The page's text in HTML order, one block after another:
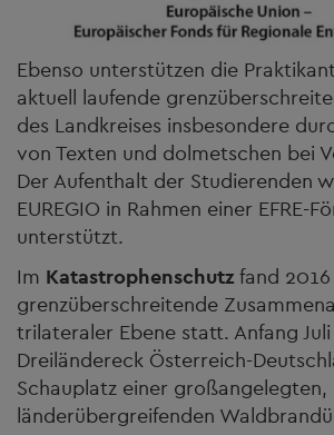
Ebenso unterstützen die
aktuell laufende
des Landkreises insbesondere
von Texten und dolmetschen bei
Der Aufenthalt der Studierenden
EUREGIO in Rahmen einer EFRE-
unterstützt.
Im Katastrophenschutz fand 2016
grenzüberschreitende
trilateraler Ebene statt. Anfang
Dreiländereck Österreich-
Schauplatz einer großangelegten,
länderübergreifenden